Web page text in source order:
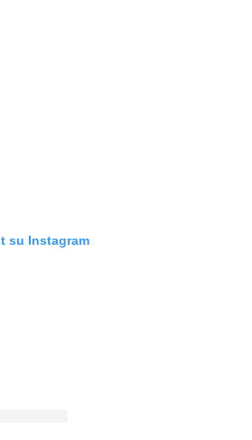
su Instagram